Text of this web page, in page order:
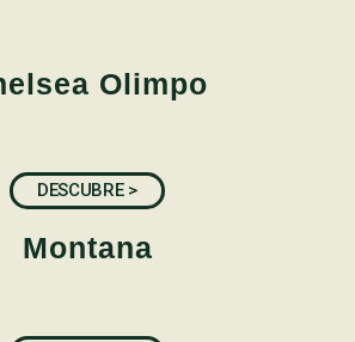
Olimpo
DESCUBRE >
Montana